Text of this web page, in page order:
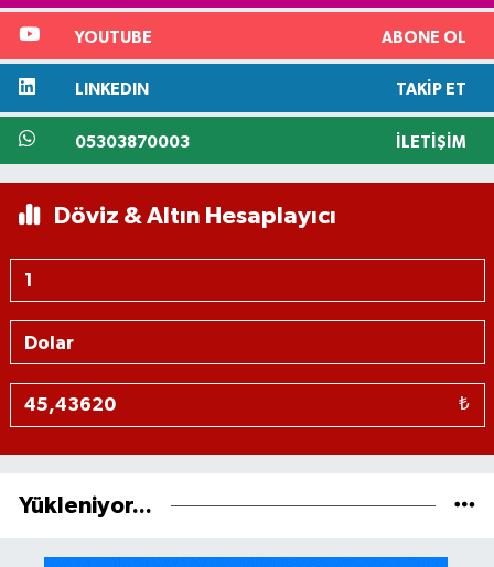
YOUTUBE ABONE OL
LINKEDIN TAKIP ET
05303870003 İLETIŞIM
Döviz & Altın Hesaplayıcı
₺
Yükleniyor...